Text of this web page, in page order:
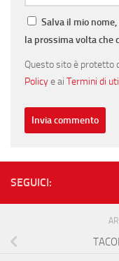
Salva il mio
la prossima volta che
Questo sito è protetto
Policye ai Termini di
SEGUICI: